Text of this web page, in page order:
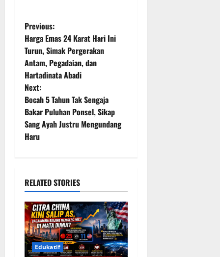
P
o
s
t
n
a
i
g
a
t
Previous:
Harga Emas 24 Karat Hari Ini
Turun, Simak Pergerakan
Antam, Pegadaian, dan
Hartadinata Abadi
Next:
Bocah 5 Tahun Tak Sengaja
Bakar Puluhan Ponsel, Sikap
Sang Ayah Justru Mengundang
Haru
RELATED STORIES
Edukatif